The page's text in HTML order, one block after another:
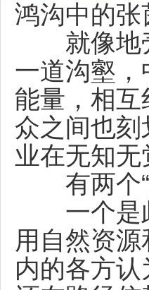
鸿沟中的张
就像地壳
一道沟壑
能量，相
众之间也
业在无知
有两个“
一个是此
用自然资
内的各方